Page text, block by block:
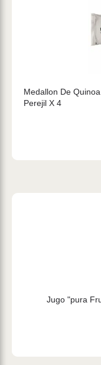
Medallon De
Perejil X 4
Jugo "pura